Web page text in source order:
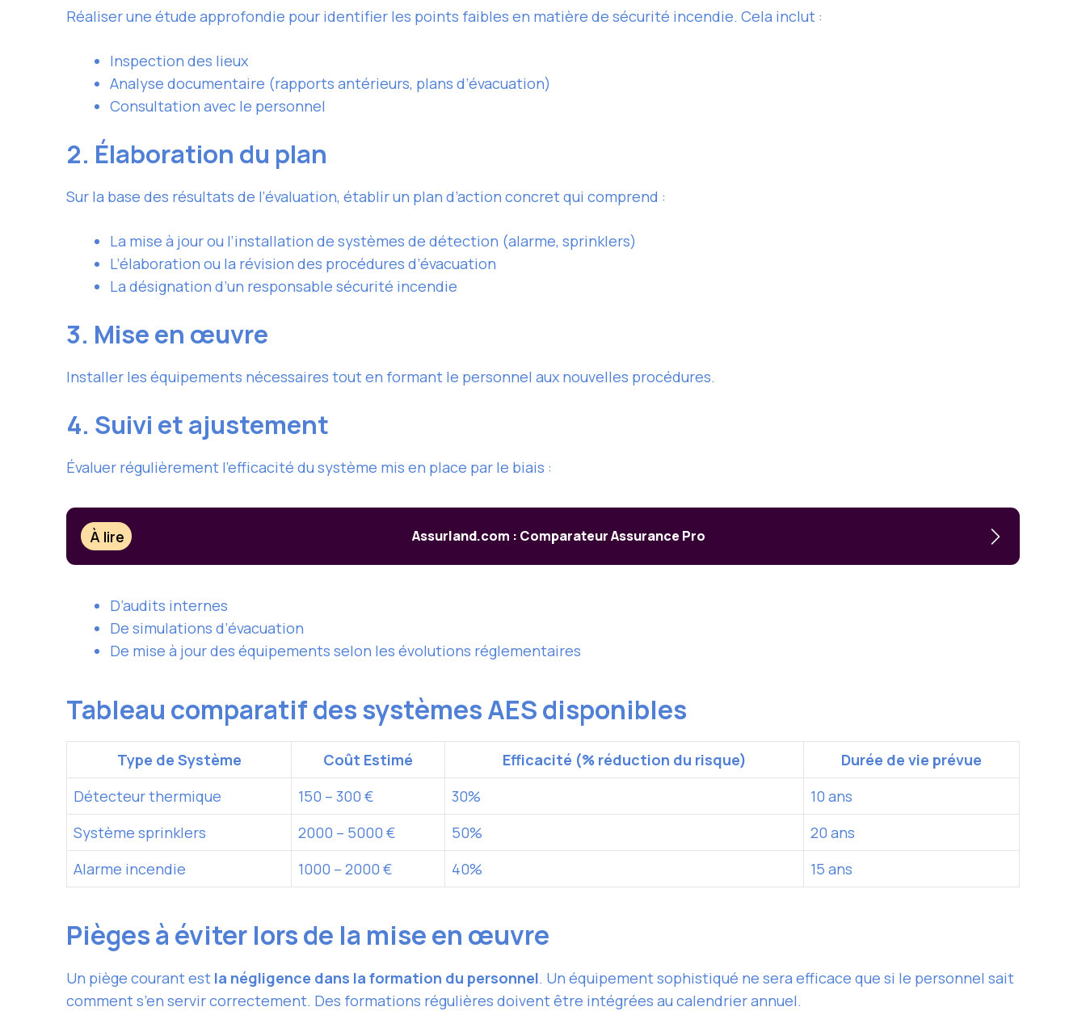
Réaliser une étude approfondie pour identifier les points faibles en matière de sécurité incendie. Cela inclut :
Inspection des lieux
Analyse documentaire (rapports antérieurs, plans d’évacuation)
Consultation avec le personnel
2. Élaboration du plan
Sur la base des résultats de l’évaluation, établir un plan d’action concret qui comprend :
La mise à jour ou l’installation de systèmes de détection (alarme, sprinklers)
L’élaboration ou la révision des procédures d’évacuation
La désignation d’un responsable sécurité incendie
3. Mise en œuvre
Installer les équipements nécessaires tout en formant le personnel aux nouvelles procédures.
4. Suivi et ajustement
Évaluer régulièrement l’efficacité du système mis en place par le biais :
À lire Assurland.com : Comparateur Assurance Pro
D’audits internes
De simulations d’évacuation
De mise à jour des équipements selon les évolutions réglementaires
Tableau comparatif des systèmes AES disponibles
Type de Système Coût Estimé Efficacité (% réduction du risque)
Durée de vie prévue
Détecteur thermique
150 – 300 € 30%
10 ans
Système sprinklers
2000 – 5000 € 50%
20 ans
Alarme incendie
1000 – 2000 € 40% 15 ans
Pièges à éviter lors de la mise en œuvre
Un piège courant est la négligence dans la formation du personnel. Un équipement sophistiqué ne sera efficace que si le personnel sait
comment s’en servir correctement. Des formations régulières doivent être intégrées au calendrier annuel.